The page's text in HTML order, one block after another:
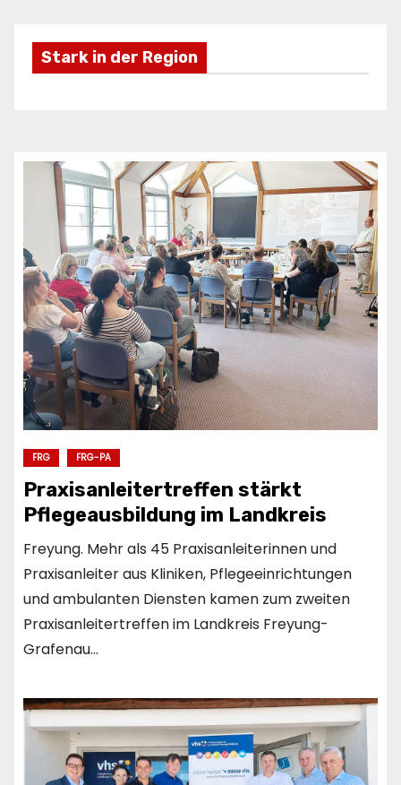
Stark in der Region
FRG FRG-PA
Praxisanleitertreffen stärkt
Pflegeausbildung im Landkreis
Freyung. Mehr als 45 Praxisanleiterinnen und
Praxisanleiter aus Kliniken, Pflegeeinrichtungen
und ambulanten Diensten kamen zum zweiten
Praxisanleitertreffen im Landkreis Freyung-
Grafenau…